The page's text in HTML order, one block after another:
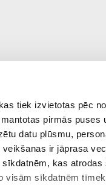
tiek izvietotas pēc
pirmās
datu plūsmu,
ir jāprasa
kas
sīkdatnēm